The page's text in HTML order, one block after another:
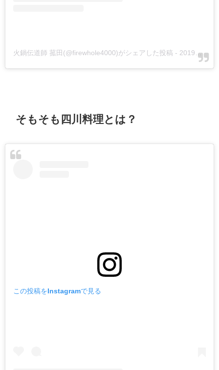
火鍋伝道師 菰田(@firewhole4000)がシェアした投稿 - 2019年 2月月18日午前6時28分PST
そもそも四川料理とは？
この投稿をInstagramで見る